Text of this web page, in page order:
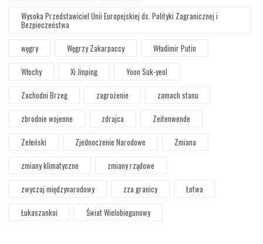
Wysoka Przedstawiciel Unii Europejskiej ds. Polityki Zagranicznej i
Bezpieczeństwa
węgry
Węgrzy Zakarpaccy
Władimir Putin
Włochy
Xi Jinping
Yoon Suk-yeol
Zachodni Brzeg
zagrożenie
zamach stanu
zbrodnie wojenne
zdrajca
Zeitenwende
Zełeński
Zjednoczenie Narodowe
Zmiana
zmiany klimatyczne
zmiany rządowe
zwyczaj międzynarodowy
zza granicy
Łotwa
Łukaszankoi
Świat Wielobiegunowy